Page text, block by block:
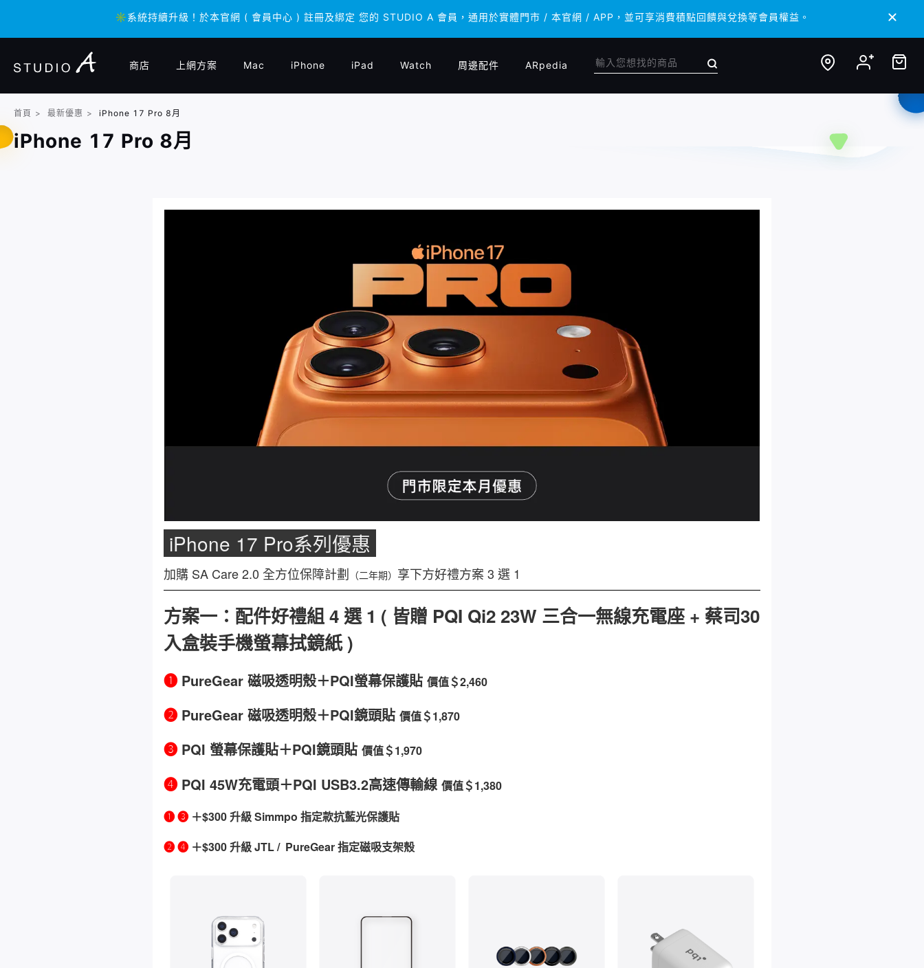
✳️系統持續升級！於本官網 ( 會員中心 ) 註冊及綁定 您的 STUDIO A 會員，通用於實體門市 / 本官網 / APP，並可享消費積點回饋與兌換等會員權益。
✳️系統持續升級！於本官網 ( 會員中心 ) 註冊及綁定 您的 STUDIO A 會員，通用於實體門市 / 本官網 / APP，並可享消費積點回饋與兌換等會員權益。
商店 上網方案 Mac iPhone iPad Watch 周邊配件 ARpedia
首頁 > 最新優惠 > iPhone 17 Pro 8月
iPhone 17 Pro 8月
iPhone 17 Pro系列優惠
加購 SA Care 2.0 全方位保障計劃 （二年期） 享下方好禮方案 3 選 1
方案一：配件好禮組 4 選 1 ( 皆贈 PQI Qi2 23W 三合一無線充電座 + 蔡司30
入盒裝手機螢幕拭鏡紙)
❶ PureGear 磁吸透明殼＋PQI螢幕保護貼 價值＄2,460
❷PureGear 磁吸透明殼＋PQI鏡頭貼 價值＄1,870
❸PQI 螢幕保護貼＋PQI鏡頭貼 價值＄1,970
❹PQI 45W充電頭＋PQI USB3.2高速傳輸線 價值＄1,380
❶ ❸ ＋$300 升級 Simmpo 指定款抗藍光保護貼
❷ ❹ ＋$300 升級 JTL / PureGear 指定磁吸支架殼